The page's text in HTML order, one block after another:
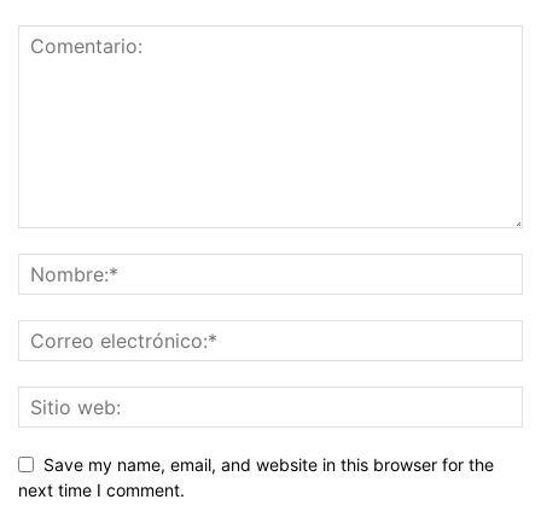
Save my name, email, and website in this browser for the
next time I comment.